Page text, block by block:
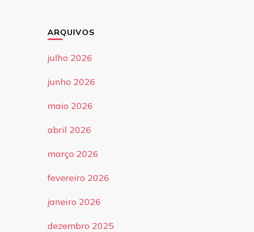
ARQUIVOS
julho 2026
junho 2026
maio 2026
abril 2026
março 2026
fevereiro 2026
janeiro 2026
dezembro 2025